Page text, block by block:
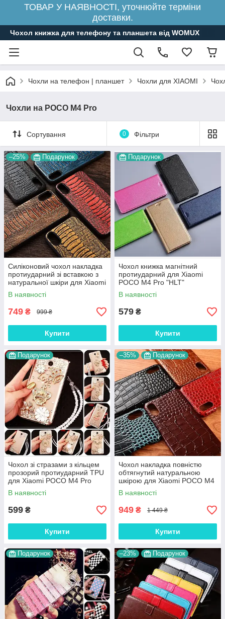
ТОВАР У НАЯВНОСТІ, уточнюйте терміни
доставки.
Чохол книжка для телефону та планшета від WOMUX
Чохли на телефон | планшет Чохли для XIAOMI
Чохли на POCO M4 Pro
Сортування 0 Фільтри
–25% Подарунок
Силіконовий чохол накладка
протиударний зі вставкою з
натуральної шкіри для Xiaomi
POCO M4 Pro "GENUINE"
В наявності
749 ₴ 999 ₴
Купити
Подарунок
Чохол книжка магнітний
протиударний для Xiaomi
POCO M4 Pro "HLT"
В наявності
579 ₴
Купити
Подарунок
Чохол зі стразами з кільцем
прозорий протиударний TPU
для Xiaomi POCO M4 Pro
"ROYALER"
В наявності
599 ₴
Купити
–35% Подарунок
Чохол накладка повністю
обтягнутий натуральною
шкірою для Xiaomi POCO M4
Pro "SIGNATURE"
В наявності
949 ₴ 1 449 ₴
Купити
Подарунок –23% Подарунок